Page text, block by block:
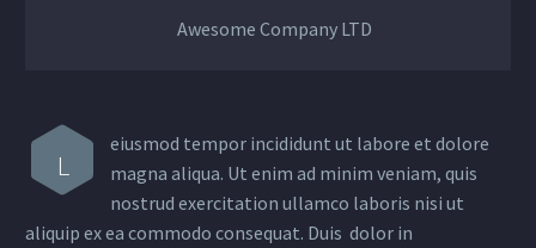
Awesome Company LTD
L
eiusmod tempor incididunt ut labore et dolore
magna aliqua. Ut enim ad minim veniam, quis
nostrud exercitation ullamco laboris nisi ut
aliquip ex ea commodo consequat. Duis dolor in